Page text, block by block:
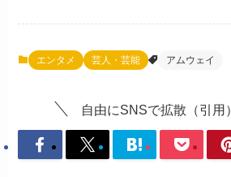
エンタメ 芸人・芸能 アムウェイ
自由にSNSで拡散（引用